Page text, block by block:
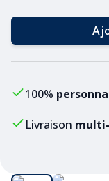
100%
Livraison